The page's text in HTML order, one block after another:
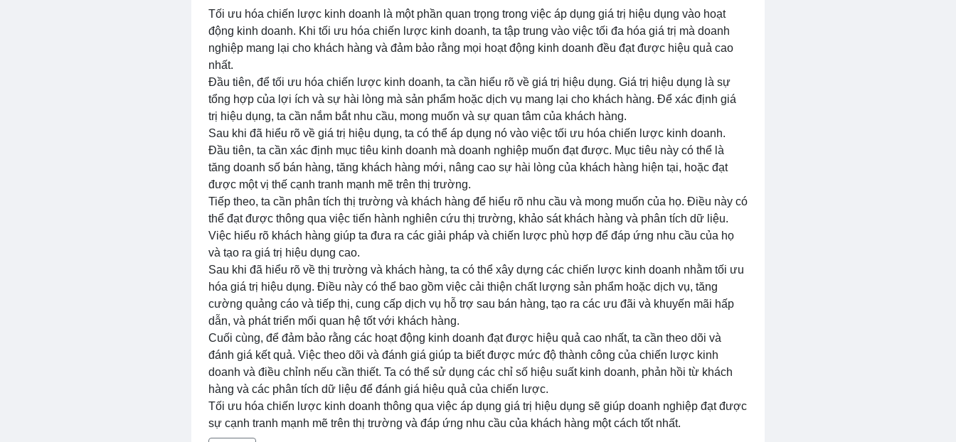
Tối ưu hóa chiến lược kinh doanh là một phần quan trọng trong việc áp dụng giá trị hiệu dụng vào hoạt
động kinh doanh. Khi tối ưu hóa chiến lược kinh doanh, ta tập trung vào việc tối đa hóa giá trị mà doanh
nghiệp mang lại cho khách hàng và đảm bảo rằng mọi hoạt động kinh doanh đều đạt được hiệu quả cao
nhất.
Đầu tiên, để tối ưu hóa chiến lược kinh doanh, ta cần hiểu rõ về giá trị hiệu dụng. Giá trị hiệu dụng là sự
tổng hợp của lợi ích và sự hài lòng mà sản phẩm hoặc dịch vụ mang lại cho khách hàng. Để xác định giá
trị hiệu dụng, ta cần nắm bắt nhu cầu, mong muốn và sự quan tâm của khách hàng.
Sau khi đã hiểu rõ về giá trị hiệu dụng, ta có thể áp dụng nó vào việc tối ưu hóa chiến lược kinh doanh.
Đầu tiên, ta cần xác định mục tiêu kinh doanh mà doanh nghiệp muốn đạt được. Mục tiêu này có thể là
tăng doanh số bán hàng, tăng khách hàng mới, nâng cao sự hài lòng của khách hàng hiện tại, hoặc đạt
được một vị thế cạnh tranh mạnh mẽ trên thị trường.
Tiếp theo, ta cần phân tích thị trường và khách hàng để hiểu rõ nhu cầu và mong muốn của họ. Điều này có
thể đạt được thông qua việc tiến hành nghiên cứu thị trường, khảo sát khách hàng và phân tích dữ liệu.
Việc hiểu rõ khách hàng giúp ta đưa ra các giải pháp và chiến lược phù hợp để đáp ứng nhu cầu của họ
và tạo ra giá trị hiệu dụng cao.
Sau khi đã hiểu rõ về thị trường và khách hàng, ta có thể xây dựng các chiến lược kinh doanh nhằm tối ưu
hóa giá trị hiệu dụng. Điều này có thể bao gồm việc cải thiện chất lượng sản phẩm hoặc dịch vụ, tăng
cường quảng cáo và tiếp thị, cung cấp dịch vụ hỗ trợ sau bán hàng, tạo ra các ưu đãi và khuyến mãi hấp
dẫn, và phát triển mối quan hệ tốt với khách hàng.
Cuối cùng, để đảm bảo rằng các hoạt động kinh doanh đạt được hiệu quả cao nhất, ta cần theo dõi và
đánh giá kết quả. Việc theo dõi và đánh giá giúp ta biết được mức độ thành công của chiến lược kinh
doanh và điều chỉnh nếu cần thiết. Ta có thể sử dụng các chỉ số hiệu suất kinh doanh, phản hồi từ khách
hàng và các phân tích dữ liệu để đánh giá hiệu quả của chiến lược.
Tối ưu hóa chiến lược kinh doanh thông qua việc áp dụng giá trị hiệu dụng sẽ giúp doanh nghiệp đạt được
sự cạnh tranh mạnh mẽ trên thị trường và đáp ứng nhu cầu của khách hàng một cách tốt nhất.